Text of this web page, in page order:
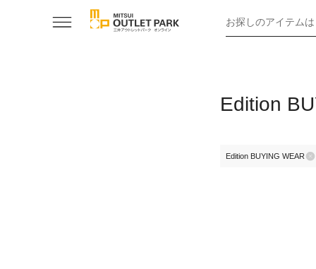
お探しのアイテム
Edition
Edition BUYING WEAR